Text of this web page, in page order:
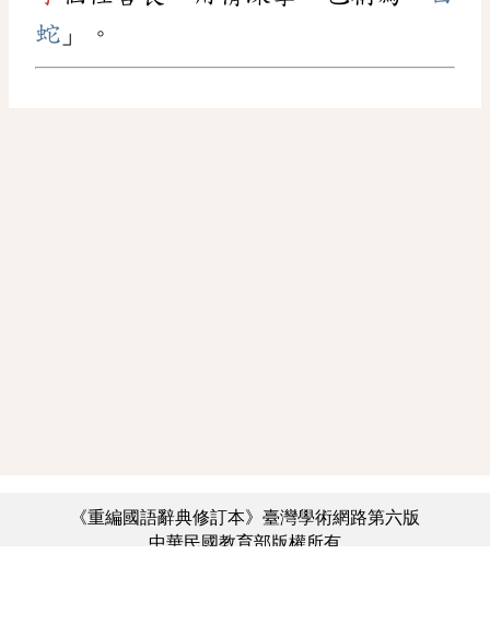
蛇 」。
《重編國語辭典修訂本》臺灣學術網路第六版
中華民國教育部版權所有